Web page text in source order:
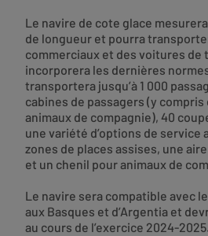
Le navire de cote glace
de longueur et pourra
commerciaux et des voitures de
incorporera les dernières
transportera jusqu’à 1 000
cabines de passagers (y
animaux de compagnie), 40
une variété d’options de service
zones de places assises, une
et un chenil pour animaux de
Le navire sera compatible avec
aux Basques et d’Argentia et
au cours de l’exercice 2024-2025.